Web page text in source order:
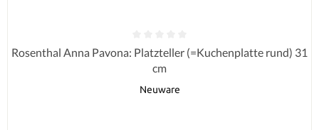
Durchschnittliche Bewertung von 0 von 5 Sternen
Rosenthal Anna Pavona: Platzteller (=Kuchenplatte rund) 31
cm
Neuware